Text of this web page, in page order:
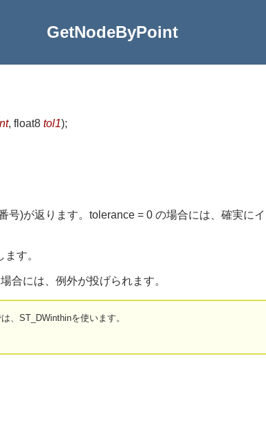
GetNodeByPoint
, float8 tol1);
号)が返ります。tolerance = 0 の場合には、確実に
す。
合には、例外が投げられます。
、ST_DWinthinを使います。